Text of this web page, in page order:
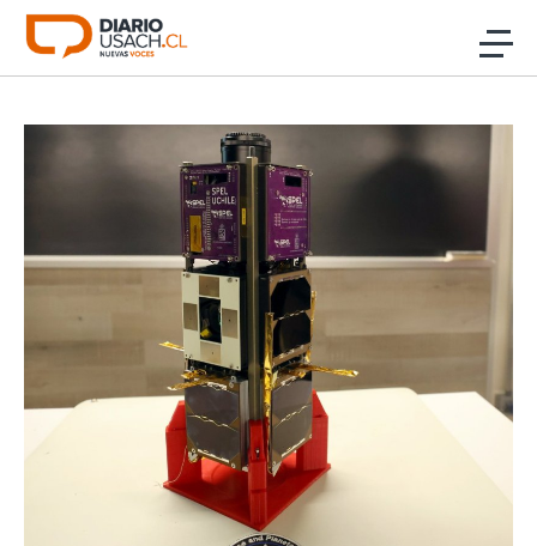
Click acá para ir directamente al contenido
Investigación
Programas Radio y TV Usach